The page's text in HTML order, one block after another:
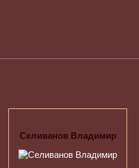
Селиванов Владимир